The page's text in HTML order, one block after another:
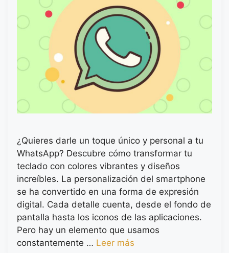
¿Quieres darle un toque único y personal a tu
WhatsApp? Descubre cómo transformar tu
teclado con colores vibrantes y diseños
increíbles. La personalización del smartphone
se ha convertido en una forma de expresión
digital. Cada detalle cuenta, desde el fondo de
pantalla hasta los iconos de las aplicaciones.
Pero hay un elemento que usamos
constantemente … Leer más